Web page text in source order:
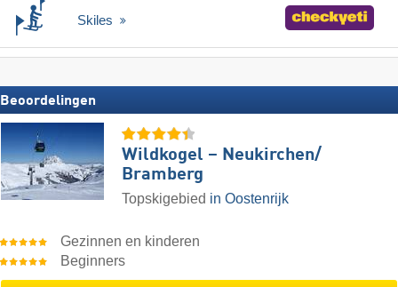
Skiles
Beoordelingen
Wildkogel – Neukirchen/​
Bramberg
Topskigebied in Oostenrijk
Gezinnen en kinderen
Beginners